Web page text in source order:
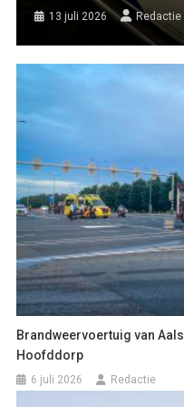
13 juli 2026 Redactie
Brandweervoertuig van
Hoofddorp
6 juli 2026 Redactie